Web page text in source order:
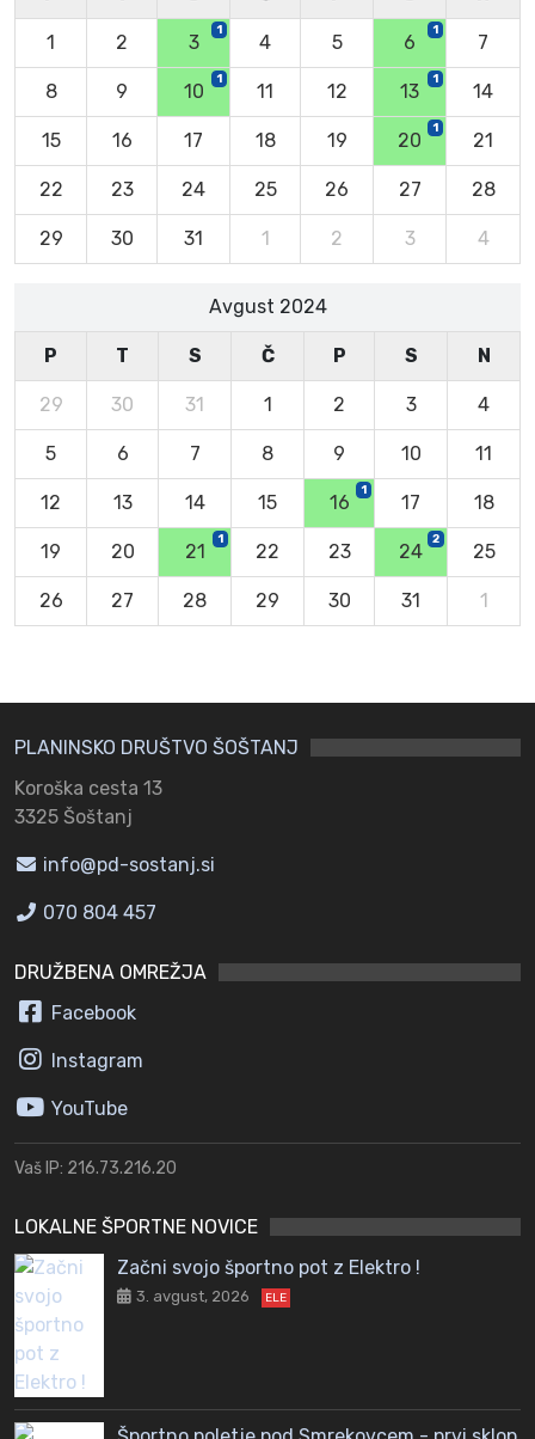
1 2 3
1
4 5 6
1
7
8 9 10
1
11 12 13
1
14
15 16 17 18 19 20
1
21
22 23 24 25 26 27 28
29 30 31 1 2 3 4
Avgust 2024
P T S Č P S N
29 30 31 1 2 3 4
5 6 7 8 9 10 11
12 13 14 15 16
1
17 18
19 20 21
1
22 23 24
2
25
26 27 28 29 30 31 1
PLANINSKO DRUŠTVO ŠOŠTANJ
Koroška cesta 13
3325 Šoštanj
info@pd-sostanj.si
070 804 457
DRUŽBENA OMREŽJA
Facebook
Instagram
YouTube
Vaš IP: 216.73.216.20
LOKALNE ŠPORTNE NOVICE
Začni svojo športno pot z Elektro !
3. avgust, 2026 ELE